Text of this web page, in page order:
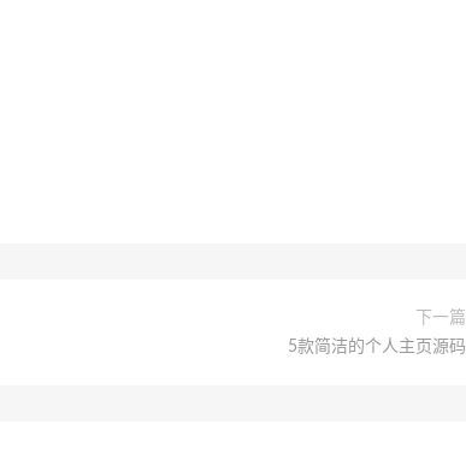
下一篇
5款简洁的个人主页源码